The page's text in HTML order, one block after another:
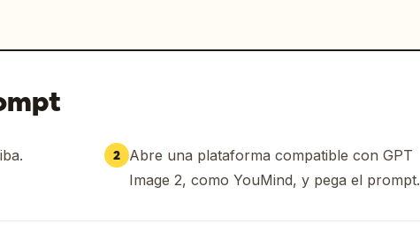
2 Abre una plataforma compatible con GPT
Image 2, como YouMind, y pega el prompt.